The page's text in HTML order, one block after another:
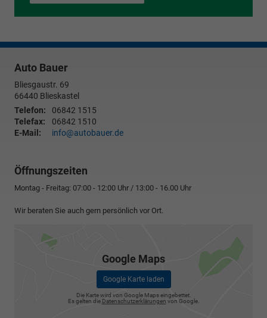
Auto Bauer
Bliesgaustr. 69
66440 Blieskastel
Telefon:
06842 1515
Telefax:
06842 1510
E-Mail:
info@autobauer.de
Öffnungszeiten
Montag - Freitag: 07:00 - 12:00 Uhr / 13:00 - 16.00 Uhr
Wir beraten Sie auch gern persönlich vor Ort.
Google Maps
Google Karte laden
Die Karte wird von Google Maps eingebettet.
Es gelten die Datenschutzerklärungen von Google.